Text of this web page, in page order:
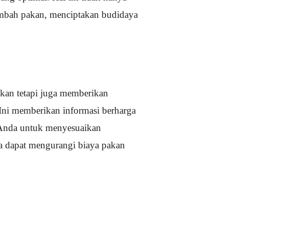
pakan, menciptakan budidaya
tetapi juga memberikan
memberikan informasi berharga
untuk menyesuaikan
mengurangi biaya pakan